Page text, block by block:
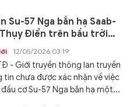
Su-57 Nga bắn hạ Saab-
Điển trên bầu trời
12/05/2026 03:19
- Giới truyền thông lan truyền
tin chưa được xác nhận về việc
cơ Su-57 Nga bắn hạ một...